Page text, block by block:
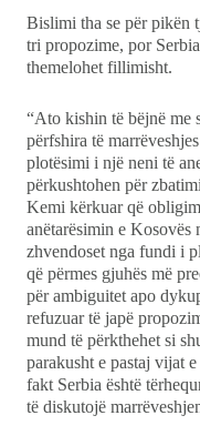
Bislimi tha se për pikën
tri propozime, por
themelohet fillimisht.
“Ato kishin të bëjnë me
përfshira të
plotësimi i një neni të
përkushtohen për
Kemi kërkuar që
anëtarësimin e Kosovës
zhvendoset nga fundi i
që përmes gjuhës më
për ambiguitet apo
refuzuar të japë
mund të përkthehet si
parakusht e pastaj vijat
fakt Serbia është
të diskutojë